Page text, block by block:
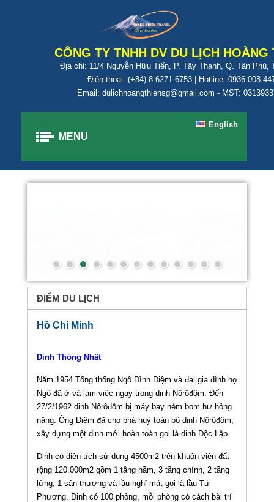
CÔNG TY TNHH DV DU LỊCH HOÀNG
Địa chỉ: 11/4 Nguyễn Hữu Tiến, P. Tây Thạnh, Q. Tân Phú,
Điện thoại: (+84) 8 6271 6753 | Hotline: 0936 008
Email: dulichhoangthiensg@gmail.com - MST:
MENU
English
ĐIỂM DU LỊCH
Hồ Chí Minh
Dinh Thống Nhất
Năm 1954 Tổng thống Ngô Ðình Diệm và đại gia đình họ
Ngô đã ở và làm việc ngay trong dinh Nôrôđôm. Ðến
27/2/1962 dinh Nôrôđôm bị máy bay ném bom hư hỏng
nặng. Ông Diệm đã cho phá huỷ toàn bộ dinh Nôrôđôm,
xây dựng một dinh mới hoàn toàn gọi là dinh Ðộc Lập.
Dinh có diện tích sử dụng 4500m2 trên khuôn viên đất
rộng 120.000m2 gồm 1 tầng hầm, 3 tầng chính, 2 tầng
lửng, 1 sân thượng và lầu nghỉ mát gọi là lầu Tứ
Phương. Dinh có 100 phòng, mỗi phòng có cách bài trí